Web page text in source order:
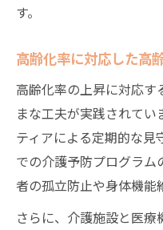
す。
高齢化率に対応した高
高齢化率の上昇に対応す
まな工夫が実践されて
ティアによる定期的な見
での介護予防プログラム
者の孤立防止や身体機能
さらに、介護施設と医